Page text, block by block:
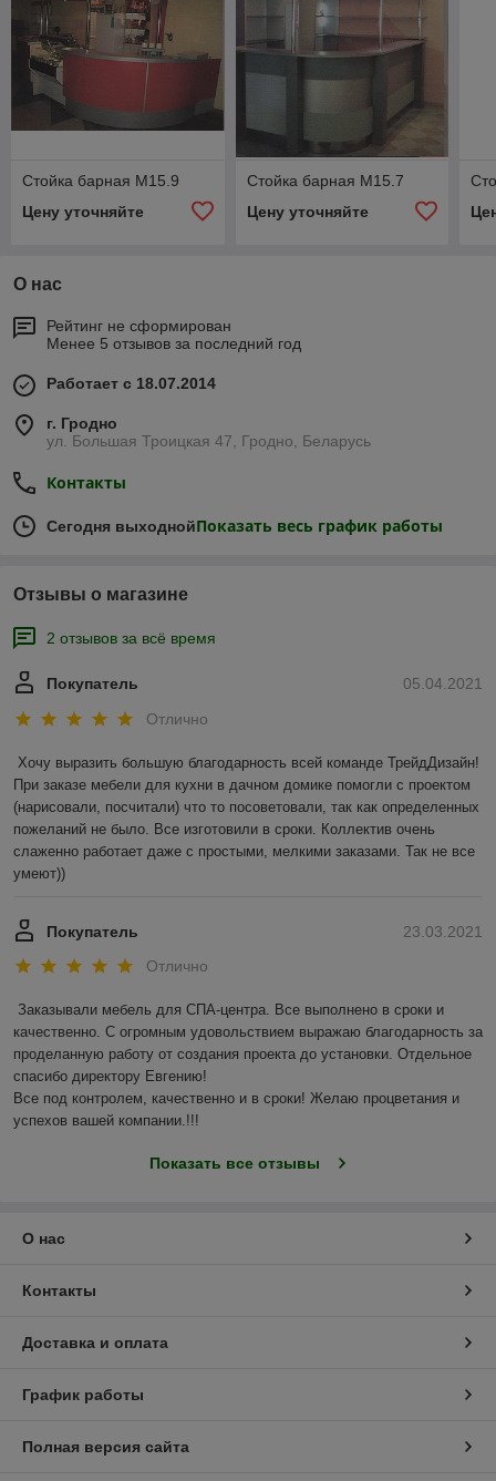
Стойка барная М15.9
Цену уточняйте
Стойка барная М15.7
Цену уточняйте
О нас
Рейтинг не сформирован
Менее 5 отзывов за последний год
Работает с 18.07.2014
г. Гродно
ул. Большая Троицкая 47, Гродно, Беларусь
Контакты
Сегодня выходнойПоказать весь график работы
Отзывы о магазине
2 отзывов за всё время
05.04.2021
Покупатель
Отлично
Хочу выразить большую благодарность всей команде ТрейдДизайн!
При заказе мебели для кухни в дачном домике помогли с проектом
(нарисовали, посчитали) что то посоветовали, так как определенных
пожеланий не было. Все изготовили в сроки. Коллектив очень
слаженно работает даже с простыми, мелкими заказами. Так не все
умеют))
23.03.2021
Покупатель
Отлично
Заказывали мебель для СПА-центра. Все выполнено в сроки и
качественно. С огромным удовольствием выражаю благодарность за
проделанную работу от создания проекта до установки. Отдельное
спасибо директору Евгению!
Все под контролем, качественно и в сроки! Желаю процветания и
успехов вашей компании.!!!
Показать все отзывы
О нас
Контакты
Доставка и оплата
График работы
Полная версия сайта